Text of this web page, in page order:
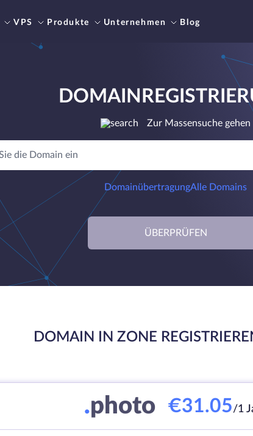
VPS Produkte Unternehmen Blog
Zur Massensuche gehen
DomainübertragungAlle Domains
ÜBERPRÜFEN
DOMAIN IN ZONE
.photo €31.05/1